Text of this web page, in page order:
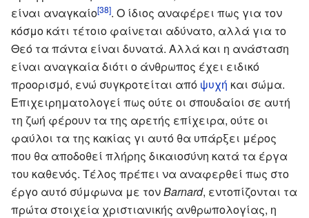
είναι αναγκαίο[38]. Ο ίδιος αναφέρει πως για τον
κόσμο κάτι τέτοιο φαίνεται αδύνατο, αλλά για το
Θεό τα πάντα είναι δυνατά. Αλλά και η ανάσταση
είναι αναγκαία διότι ο άνθρωπος έχει ειδικό
προορισμό, ενώ συγκροτείται από ψυχή και σώμα.
Επιχειρηματολογεί πως ούτε οι σπουδαίοι σε αυτή
τη ζωή φέρουν τα της αρετής επίχειρα, ούτε οι
φαύλοι τα της κακίας γι αυτό θα υπάρξει μέρος
που θα αποδοθεί πλήρης δικαιοσύνη κατά τα έργα
του καθενός. Τέλος πρέπει να αναφερθεί πως στο
έργο αυτό σύμφωνα με τονΒarnard, εντοπίζονται τα
πρώτα στοιχεία χριστιανικής ανθρωπολογίας, η